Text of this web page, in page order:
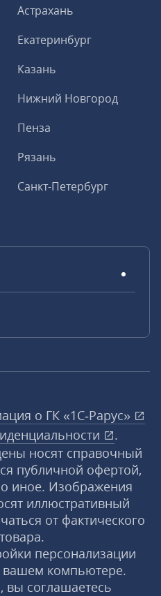
Астрахань
Екатеринбург
Казань
Нижний Новгород
Пенза
Рязань
Санкт-Петербург
о ГК «1С‑Рарус»
.
носят справочный
публичной офертой,
иное. Изображения
иллюстративный
от фактического
персонализации
вашем компьютере.
вы соглашаетесь